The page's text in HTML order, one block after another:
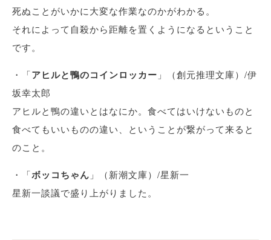
死ぬことがいかに大変な作業なのかがわかる。
それによって自殺から距離を置くようになるということ
です。
・「アヒルと鴨のコインロッカー 」（創元推理文庫）/伊
坂幸太郎
アヒルと鴨の違いとはなにか。食べてはいけないものと
食べてもいいものの違い、ということが繋がって来ると
のこと。
・「ボッコちゃん 」（新潮文庫）/星新一
星新一談議で盛り上がりました。